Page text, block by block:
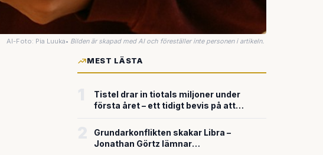
AI-Foto: Pia Luuka• Bilden är skapad med AI och föreställer inte personen i artikeln.
MEST LÄSTA
Tistel drar in tiotals miljoner under
första året – ett tidigt bevis på att
försvarsteknik
Grundarkonflikten skakar Libra –
Jonathan Görtz lämnar